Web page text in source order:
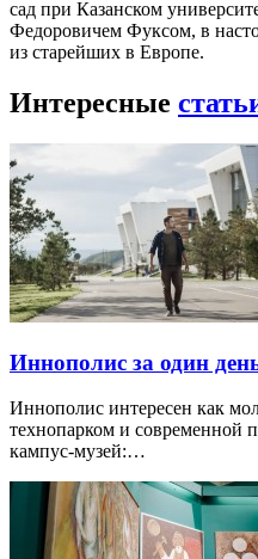
сад при Казанском
Федоровичем Фуксом, в
из старейших в Европе.
Интересные
Иннополис за один
Иннополис интересен как
технопарком и современной
кампус-музей:…